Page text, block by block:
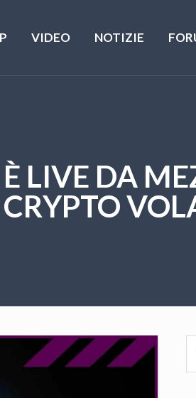
VIDEO NOTIZIE
LIVE DA